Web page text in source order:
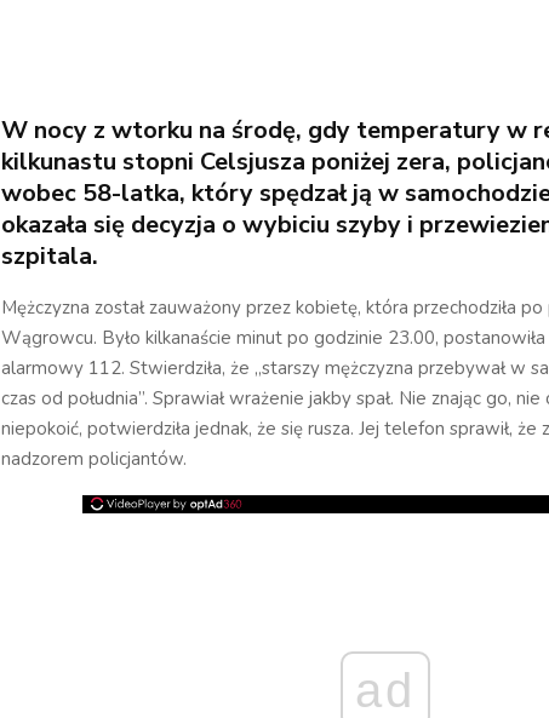
W nocy z wtorku na środę, gdy temperatury w
kilkunastu stopni Celsjusza poniżej zera,
wobec 58-latka, który spędzał ją w
okazała się decyzja o wybiciu szyby i
szpitala.
Mężczyzna został zauważony przez kobietę, która przechodziła
Wągrowcu. Było kilkanaście minut po godzinie 23.00,
alarmowy 112. Stwierdziła, że „starszy mężczyzna przebywał w
czas od południa”. Sprawiał wrażenie jakby spał. Nie znając go,
niepokoić, potwierdziła jednak, że się rusza. Jej telefon sprawił, że
nadzorem policjantów.
ad